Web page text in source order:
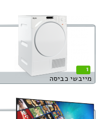
1
מייבשי כביסה